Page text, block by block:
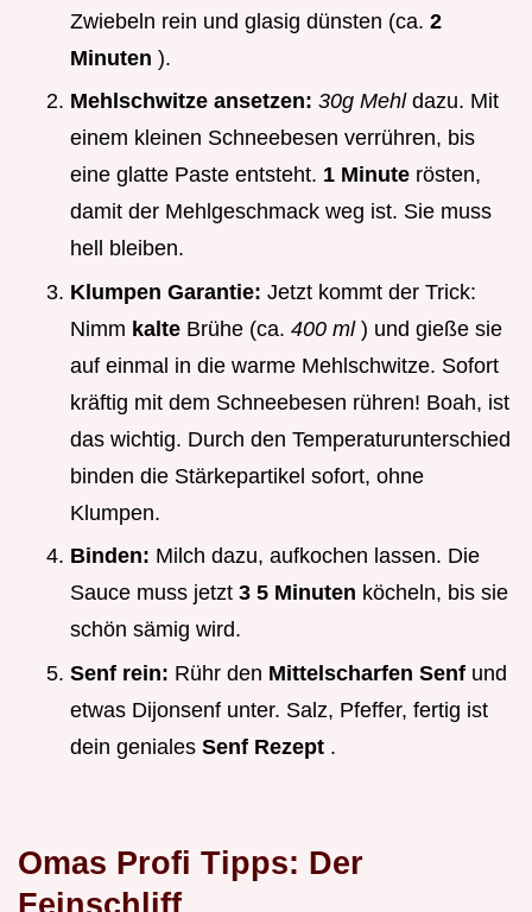
Zwiebeln rein und glasig dünsten (ca. 2
Minuten ).
Mehlschwitze ansetzen: 30g Mehl dazu. Mit
einem kleinen Schneebesen verrühren, bis
eine glatte Paste entsteht. 1 Minute rösten,
damit der Mehlgeschmack weg ist. Sie muss
hell bleiben.
Klumpen Garantie: Jetzt kommt der Trick:
Nimm kalte Brühe (ca. 400 ml ) und gieße sie
auf einmal in die warme Mehlschwitze. Sofort
kräftig mit dem Schneebesen rühren! Boah, ist
das wichtig. Durch den Temperaturunterschied
binden die Stärkepartikel sofort, ohne
Klumpen.
Binden: Milch dazu, aufkochen lassen. Die
Sauce muss jetzt 3 5 Minuten köcheln, bis sie
schön sämig wird.
Senf rein: Rühr den Mittelscharfen Senf und
etwas Dijonsenf unter. Salz, Pfeffer, fertig ist
dein geniales Senf Rezept .
Omas Profi Tipps: Der
Feinschliff